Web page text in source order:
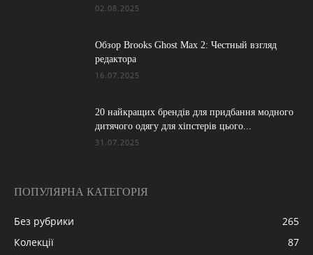
02.08.2025
Обзор Brooks Ghost Max 2: Честный взгляд
редактора
16.07.2025
20 найкращих брендів для придбання модного
дитячого одягу для хіпстерів цього...
31.07.2025
ПОПУЛЯРНА КАТЕГОРІЯ
Без рубрики
265
Колекції
87